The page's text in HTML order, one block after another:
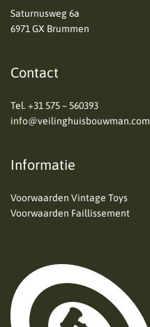
Saturnusweg 6a
6971 GX Brummen
Contact
Tel. +31 575 – 560393
info@veilinghuisbouwman.com
Informatie
Voorwaarden Vintage Toys
Voorwaarden Faillissement